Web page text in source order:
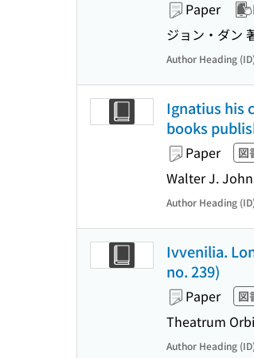
Paper
ジョン・ダン
Author Heading
Ignatius his
books
Paper 図
Walter J.
Author Heading
Ivvenilia.
no. 239)
Paper 図
Theatrum
Author Heading